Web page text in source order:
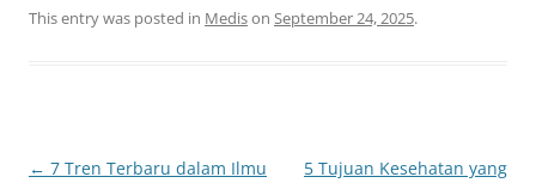
This entry was posted in Medison September 24, 2025.
Post
← 7 Tren Terbaru dalam Ilmu
5 Tujuan Kesehatan yang